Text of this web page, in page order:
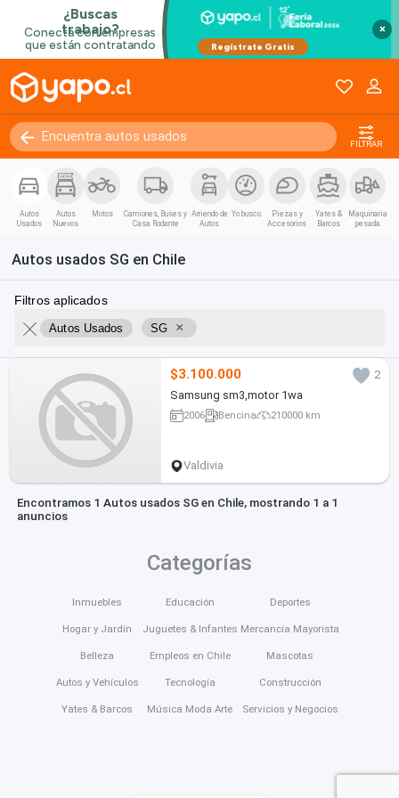
×
FILTRAR
Autos
Usados
Autos
Nuevos
Motos
Camiones, Buses y
Casa Rodante
Arriendo de
Autos
Yo busco
Piezas y
Accesorios
Yates &
Barcos
Maquinaria
pesada
Autos usados SG en Chile
Filtros aplicados
Autos Usados SG ×
$3.100.000
2
Samsung sm3,motor 1wa
2006 Bencina 210000 km
Valdivia
Encontramos 1 Autos usados SG en Chile, mostrando 1 a 1
anuncios
Categorías
Inmuebles
Hogar y Jardín
Belleza
Autos y Vehículos
Yates & Barcos
Educación
Juguetes & Infantes
Empleos en Chile
Tecnología
Música Moda Arte
Deportes
Mercancía Mayorista
Mascotas
Construcción
Servicios y Negocios
Van / Coaster / Busito Pánel
Kilómetros 0 - 250000+